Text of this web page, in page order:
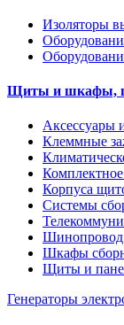
Изоляторы
Щиты и шкафы,
Аксессуары
Клеммные
Корпуса
Системы
Шинопровод
Шкафы
Щиты и
Генераторы